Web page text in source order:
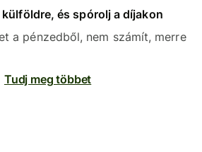
és spórolj a díjakon
a pénzedből, nem számít, merre
Tudj meg többet